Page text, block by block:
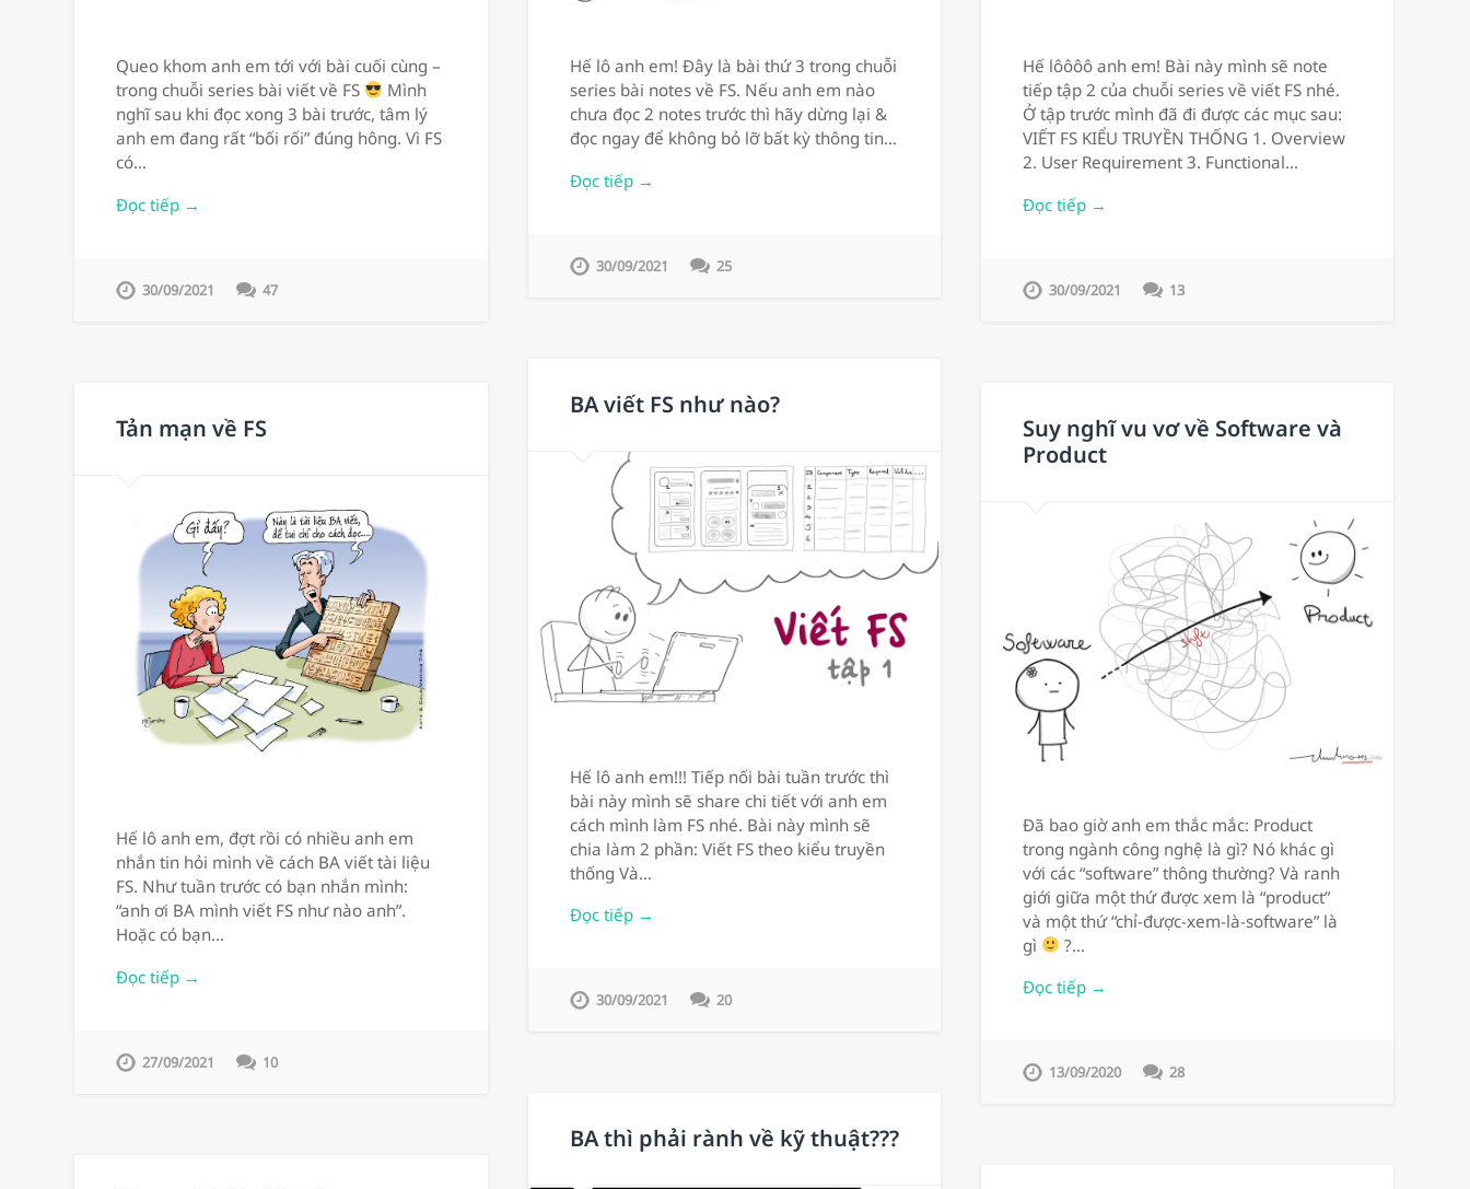
Queo khom anh em tới với bài cuối cùng –
trong chuỗi series bài viết về FS
Mình
nghĩ sau khi đọc xong 3 bài trước, tâm lý
anh em đang rất “bối rối” đúng hông. Vì FS
có…
Đọc tiếp →
30/09/2021 47
Hế lô anh em! Đây là bài thứ 3 trong chuỗi
series bài notes về FS. Nếu anh em nào
chưa đọc 2 notes trước thì hãy dừng lại &
đọc ngay để không bỏ lỡ bất kỳ thông tin…
Đọc tiếp →
30/09/2021 25
Hế lôôôô anh em! Bài này mình sẽ note
tiếp tập 2 của chuỗi series về viết FS nhé.
Ở tập trước mình đã đi được các mục sau:
VIẾT FS KIỂU TRUYỀN THỐNG 1. Overview
2. User Requirement 3. Functional…
Đọc tiếp →
30/09/2021 13
BA viết FS như nào?
Hế lô anh em!!! Tiếp nối bài tuần trước thì
bài này mình sẽ share chi tiết với anh em
cách mình làm FS nhé. Bài này mình sẽ
chia làm 2 phần: Viết FS theo kiểu truyền
thống Và…
Đọc tiếp →
30/09/2021 20
Tản mạn về FS
Hế lô anh em, đợt rồi có nhiều anh em
nhắn tin hỏi mình về cách BA viết tài liệu
FS. Như tuần trước có bạn nhắn mình:
“anh ơi BA mình viết FS như nào anh”.
Hoặc có bạn…
Đọc tiếp →
27/09/2021 10
Suy nghĩ vu vơ về Software và
Product
Đã bao giờ anh em thắc mắc: Product
trong ngành công nghệ là gì? Nó khác gì
với các “software” thông thường? Và ranh
giới giữa một thứ được xem là “product”
và một thứ “chỉ-được-xem-là-software” là
gì
?…
Đọc tiếp →
13/09/2020 28
BA thì phải rành về kỹ thuật???